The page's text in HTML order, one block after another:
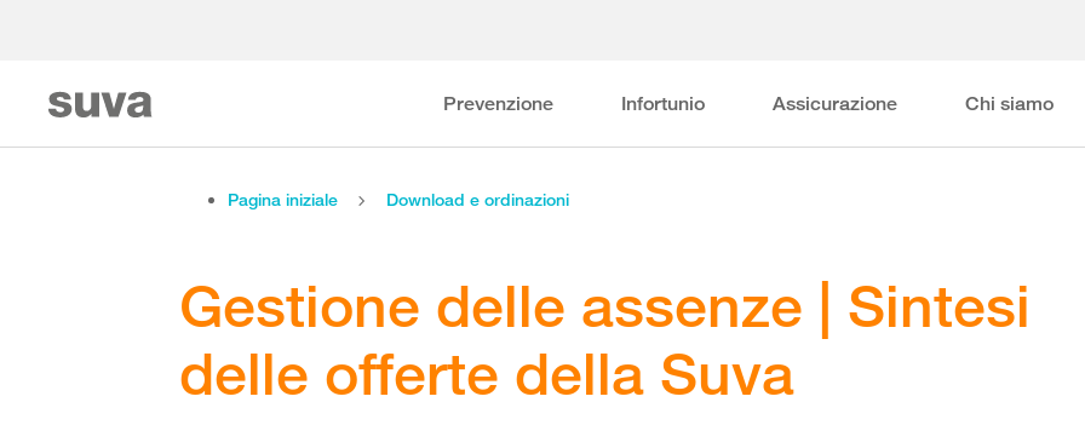
Prevenzione Infortunio Assicurazione Chi siamo
Pagina iniziale Download e ordinazioni
Gestione delle assenze | Sintesi
delle offerte della Suva